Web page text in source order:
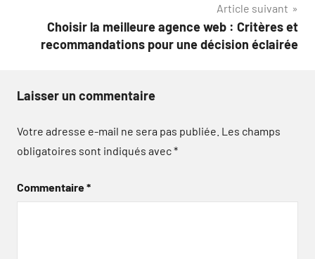
Article suivant
Choisir la meilleure agence web : Critères et
recommandations pour une décision éclairée
Laisser un commentaire
Votre adresse e-mail ne sera pas publiée. Les champs
obligatoires sont indiqués avec*
Commentaire*